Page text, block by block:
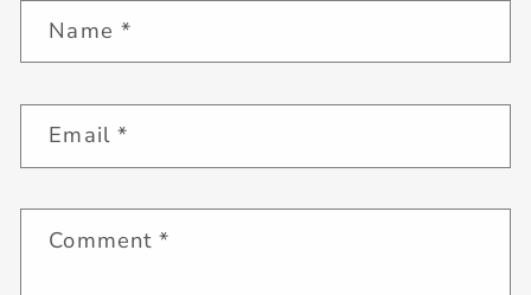
Name *
Email*
Comment*